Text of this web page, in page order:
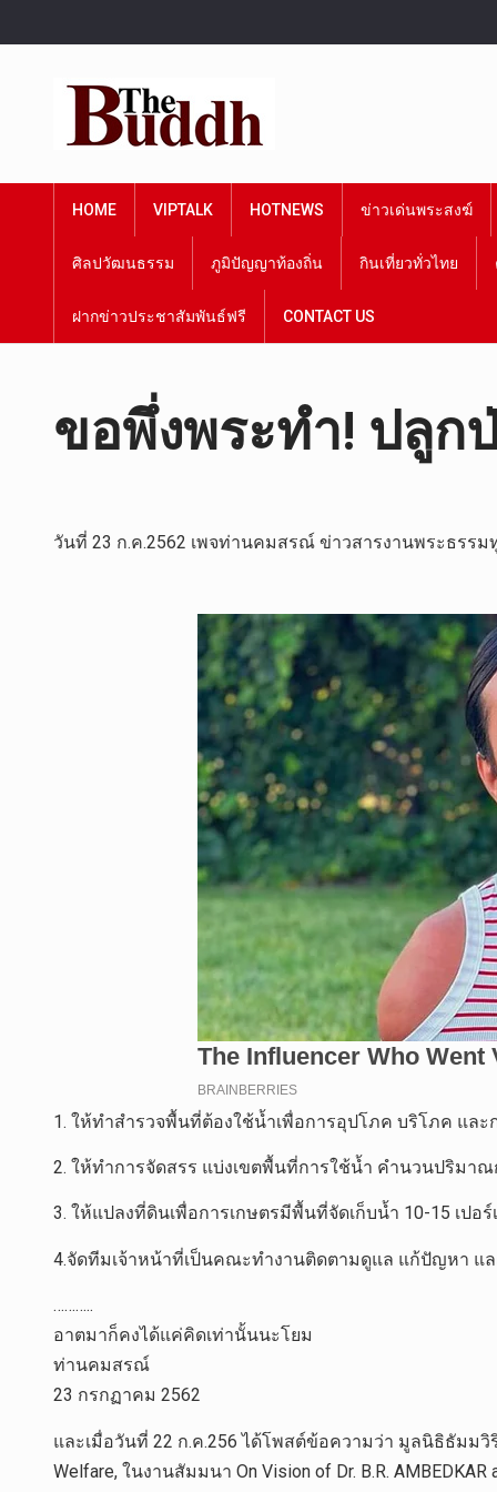
HOME VIPTALK HOTNEWS ข่าวเด่นพระสงฆ์
ศิลปวัฒนธรรม ภูมิปัญญาท้องถิ่น กินเที่ยวทั่วไทย
ฝากข่าวประชาสัมพันธ์ฟรี CONTACT US
ขอพึ่งพระทำ! ปลูก
วันที่ 23 ก.ค.2562 เพจท่านคมสรณ์ ข่าวสารงานพระธร
1. ให้ทำสำรวจพื้นที่ต้องใช้น้ำเพื่อการอุปโภค บริโภค แล
2. ให้ทำการจัดสรร แบ่งเขตพื้นที่การใช้น้ำ คำนวนปริมา
3. ให้แปลงที่ดินเพื่อการเกษตรมีพื้นที่จัดเก็บน้ำ 10-15 เป
4.จัดทีมเจ้าหน้าที่เป็นคณะทำงานติดตามดูแล แก้ปัญหา แ
………..
อาตมาก็คงได้แค่คิดเท่านั้นนะโยม
ท่านคมสรณ์
23 กรกฏาคม 2562
และเมื่อวันที่ 22 ก.ค.256 ได้โพสต์ข้อความว่า มูลนิธิธัมมวิ
Welfare, ในงานสัมมนา On Vision of Dr. B.R.